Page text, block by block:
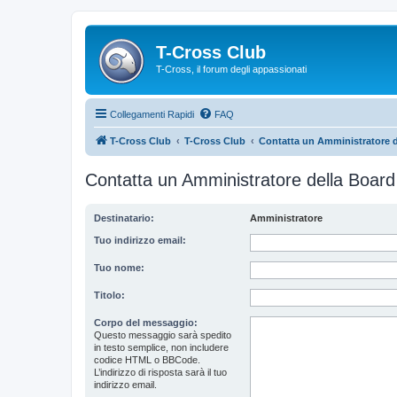
T-Cross Club
T-Cross, il forum degli appassionati
Collegamenti Rapidi FAQ
T-Cross Club T-Cross Club Contatta un Amministratore
Contatta un Amministratore della Board
Destinatario: Amministratore
Tuo indirizzo email:
Tuo nome:
Titolo:
Corpo del messaggio:
Questo messaggio sarà spedito
in testo semplice, non includere
codice HTML o BBCode.
L’indirizzo di risposta sarà il tuo
indirizzo email.